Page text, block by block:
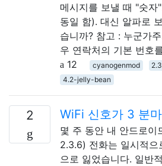
메시지를 보낼 때 "숫
동일 함). 대신 알파로
습니까? 참고 : 누군가
우 연락처의 기본 번호
12
cyanogenmod
4.2-jelly-bean
2 WiFi 신호가 3 분
몇 주 동안 내 안드로
2.3.6) 전화는 일시적으
으로 잃었습니다. 일반